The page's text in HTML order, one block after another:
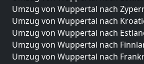
Umzug von Wuppertal nach
Umzug von Wuppertal nach
Umzug von Wuppertal nach
Umzug von Wuppertal nach
Umzug von Wuppertal nach